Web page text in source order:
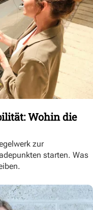
Wohin die
zur
starten. Was